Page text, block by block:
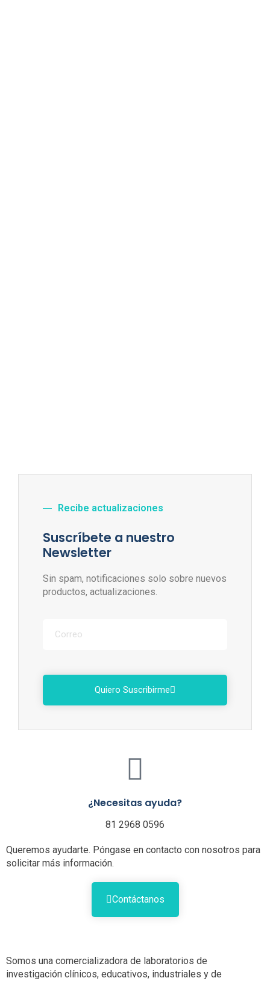
Recibe actualizaciones
Suscríbete a nuestro
Newsletter
Sin spam, notificaciones solo sobre nuevos
productos, actualizaciones.
Quiero Suscribirme
¿Necesitas ayuda?
81 2968 0596
Queremos ayudarte. Póngase en contacto con nosotros para
solicitar más información.
Contáctanos
Somos una comercializadora de laboratorios de
investigación clínicos, educativos, industriales y de